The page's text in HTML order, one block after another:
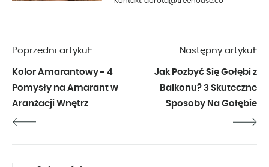
od początku 2019 roku.
Poprzedni artykuł:
Kolor Amarantowy - 4
Pomysły na Amarant w
Aranżacji Wnętrz
Następny artykuł:
Jak Pozbyć Się Gołębi z
Balkonu? 3 Skuteczne
Sposoby Na Gołębie